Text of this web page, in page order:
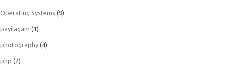
Operating Systems (9)
payilagam (1)
photography (4)
php (2)